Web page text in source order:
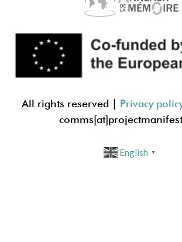
All rights reserved | Privacy
comms[at]projectmanif
English ▼